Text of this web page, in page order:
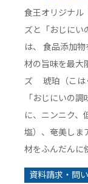
食王オリジナル
ズと「おじにい
は、 食品添加
材の旨味を最大
ズ 琥珀（こは
「おじにいの
に、ニンニク、
塩）、奄美しま
材をふんだんに
資料請求・問